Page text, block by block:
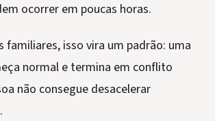
ocorrer em poucas horas.
familiares, isso vira um padrão: uma
normal e termina em conflito
não consegue desacelerar